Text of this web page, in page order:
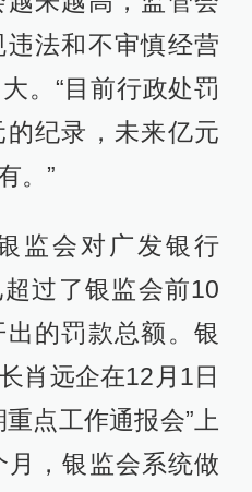
法和不审慎经营
。“目前行政处罚
纪录，未来亿元
。”
监会对广发银行
过了银监会前10
的罚款总额。银
肖远企在12月1日
点工作通报会”上
，银监会系统做